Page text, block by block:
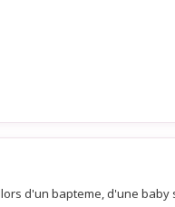
d'un bapteme, d'une baby